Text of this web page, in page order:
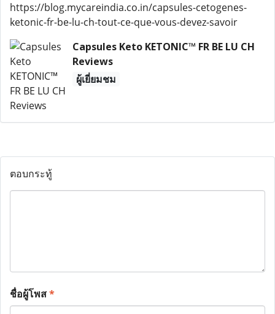
https://blog.mycareindia.co.in/capsules-cetogenes-
ketonic-fr-be-lu-ch-tout-ce-que-vous-devez-savoir
Capsules Keto KETONIC™ FR BE LU CH
Reviews
ผู้เยี่ยมชม
ตอบกระทู้
ชื่อผู้โพส*